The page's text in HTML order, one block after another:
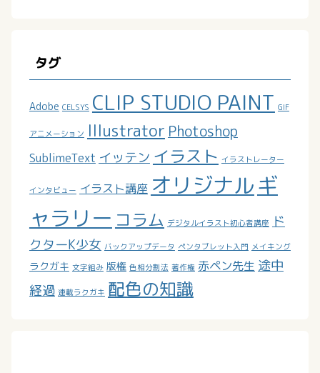
タグ
Adobe CELSYS CLIP STUDIO PAINT GIF
アニメーション Illustrator Photoshop
SublimeText イッテン イラスト イラストレーター
インタビュー イラスト講座 オリジナルギ
ャラリー コラム デジタルイラスト初心者講座
ド
クターK少女 バックアップデータ ペンタブレット入門 メイキング
ラクガキ 文字組み 版権 色相分割法 著作権 赤ペン先生 途中
経過 連載ラクガキ 配色の知識